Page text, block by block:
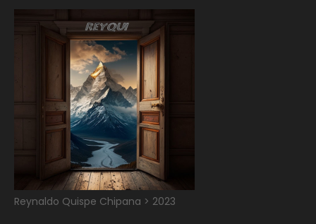
Reynaldo Quispe Chipana > 2023